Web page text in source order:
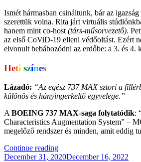
Ismét hármasban csináltunk, bár az
szerettük volna. Rita járt virtuális
hanem mint co-host (társ-műsorvezető).
az első CoViD-19 elleni védőoltást. Ezért
elvonult bebábozódni az erdőbe: a 3. és 4.
Heti színes
Lázadó: “Az egész 737 MAX sztori a
különös és hányingerkeltő egyvelege.”
A BOEING 737 MAX-saga folytatódik:
Characteristics Augmentation System” –
megelőző rendszer és minden, amit eddig
Continue reading“KB045
–
Posted
December 31, 2020December 16, 2022